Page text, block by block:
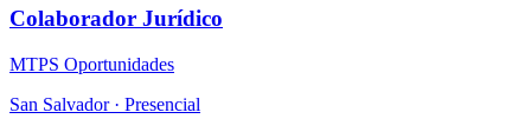
Colaborador Jurídico
MTPS Oportunidades
San Salvador · Presencial